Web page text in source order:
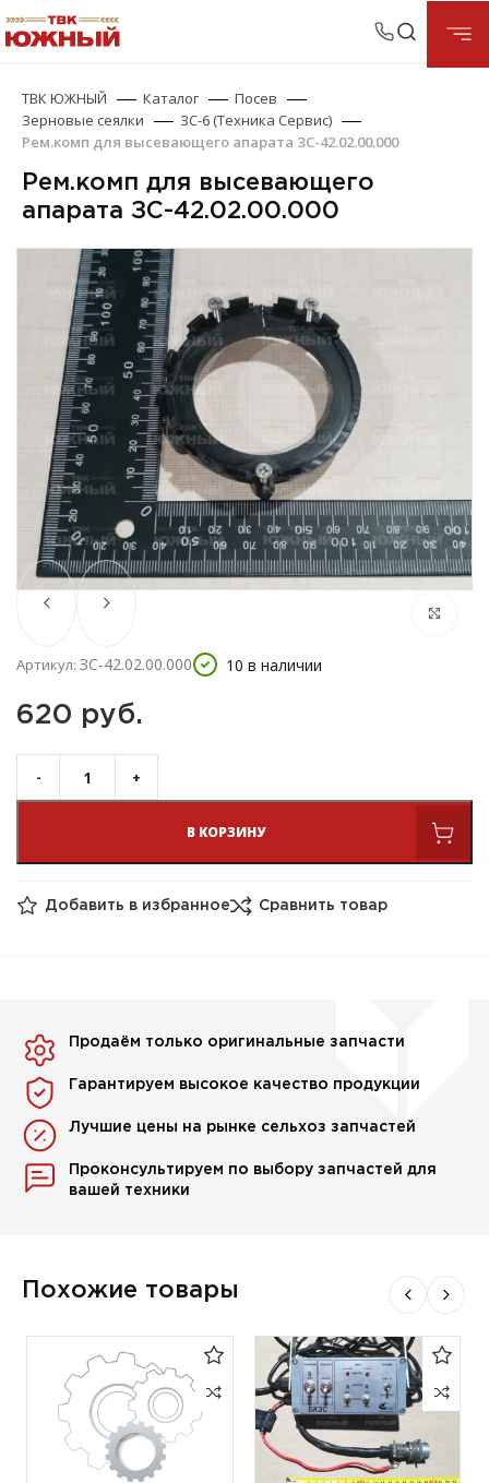
ТВК ЮЖНЫЙ Каталог
Посев
Зерновые сеялки
ЗС-6 (Техника Сервис)
Рем.комп для высевающего апарата ЗС-42.02.00.000
Рем.комп для высевающего
апарата ЗС-42.02.00.000
Артикул: ЗС-42.02.00.000 10 в наличии
620 руб.
В КОРЗИНУ
Добавить в избранное Сравнить товар
Продаём только оригинальные запчасти
Гарантируем высокое качество продукции
Лучшие цены на рынке сельхоз запчастей
Проконсультируем по выбору запчастей для
вашей техники
Похожие товары